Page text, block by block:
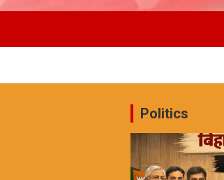
Politics